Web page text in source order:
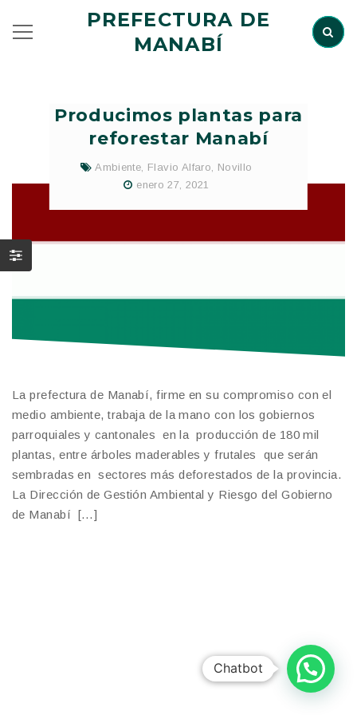
PREFECTURA DE
MANABÍ
Producimos plantas para
reforestar Manabí
Ambiente Flavio Alfaro
Novillo
enero 27, 2021
La prefectura de Manabí, firme en su compromiso con el
medio ambiente, trabaja de la mano con los gobiernos
parroquiales y cantonales en la producción de 180 mil
plantas, entre árboles maderables y frutales que serán
sembradas en sectores más deforestados de la provincia.
La Dirección de Gestión Ambiental y Riesgo del Gobierno
de Manabí […]
Chatbot